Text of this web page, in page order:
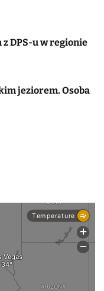
DPS-u w regionie
jeziorem. Osoba